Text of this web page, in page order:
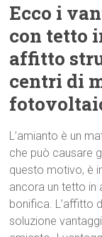
Ecco i
con tetto
affitto
centri di
L’amianto è un
che può causare
questo motivo, è
ancora un tetto in
bonifica. L’affitto
soluzione